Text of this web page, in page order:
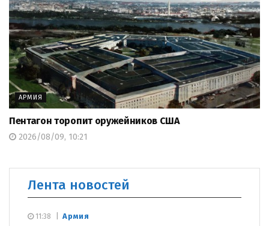
АРМИЯ
Пентагон торопит оружейников США
2026/08/09, 10:21
Лента новостей
Армия
11:38